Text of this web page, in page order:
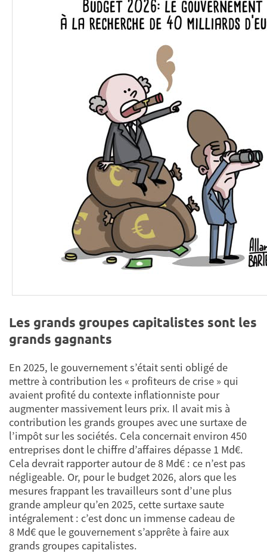
Les grands groupes capitalistes sont les
grands gagnants
En 2025, le gouvernement s’était senti obligé de
mettre à contribution les « profiteurs de crise » qui
avaient profité du contexte inflationniste pour
augmenter massivement leurs prix. Il avait mis à
contribution les grands groupes avec une surtaxe de
l’impôt sur les sociétés. Cela concernait environ 450
entreprises dont le chiffre d’affaires dépasse 1 Md€.
Cela devrait rapporter autour de 8 Md€ : ce n’est pas
négligeable. Or, pour le budget 2026, alors que les
mesures frappant les travailleurs sont d’une plus
grande ampleur qu’en 2025, cette surtaxe saute
intégralement : c’est donc un immense cadeau de
8 Md€ que le gouvernement s’apprête à faire aux
grands groupes capitalistes.